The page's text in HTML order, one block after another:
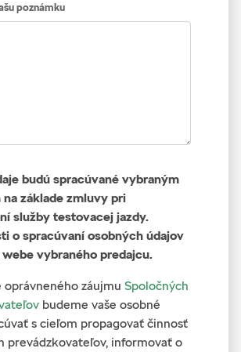
poznámku
budú spracúvané vybraným
základe zmluvy pri
služby testovacej jazdy.
o spracúvaní osobných údajov
vybraného predajcu.
oprávneného záujmu Spoločných
budeme vaše osobné
s cieľom propagovať činnosť
prevádzkovateľov, informovať o